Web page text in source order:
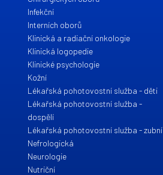
Infekční
Interních oborů
Klinická a radiační onkologie
Klinická logopedie
Klinické psychologie
Kožní
Lékařská pohotovostní služba - děti
Lékařská pohotovostní služba -
dospělí
Lékařská pohotovostní služba - zubní
Nefrologická
Neurologie
Nutriční